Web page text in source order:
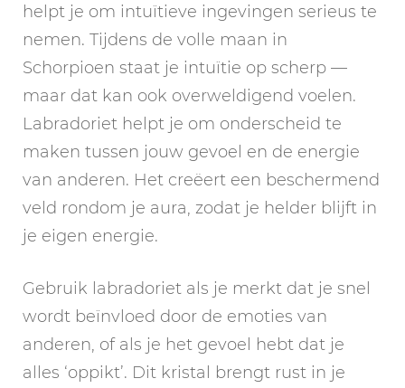
helpt je om intuïtieve ingevingen serieus te
nemen. Tijdens de volle maan in
Schorpioen staat je intuïtie op scherp —
maar dat kan ook overweldigend voelen.
Labradoriet helpt je om onderscheid te
maken tussen jouw gevoel en de energie
van anderen. Het creëert een beschermend
veld rondom je aura, zodat je helder blijft in
je eigen energie.
Gebruik labradoriet als je merkt dat je snel
wordt beïnvloed door de emoties van
anderen, of als je het gevoel hebt dat je
alles ‘oppikt’. Dit kristal brengt rust in je